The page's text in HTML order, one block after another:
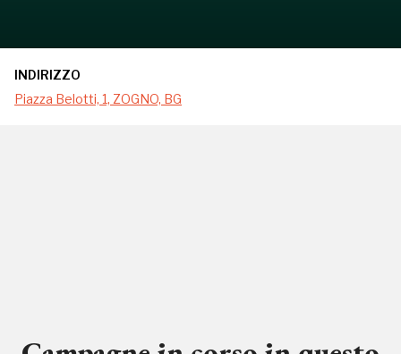
INDIRIZZO
Piazza Belotti, 1, ZOGNO, BG